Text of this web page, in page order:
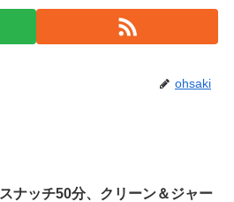
ohsaki
スナッチ50分、クリーン＆ジャー